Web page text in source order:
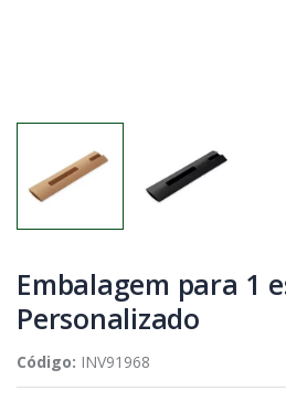
Embalagem para 1
Personalizado
Código: INV91968